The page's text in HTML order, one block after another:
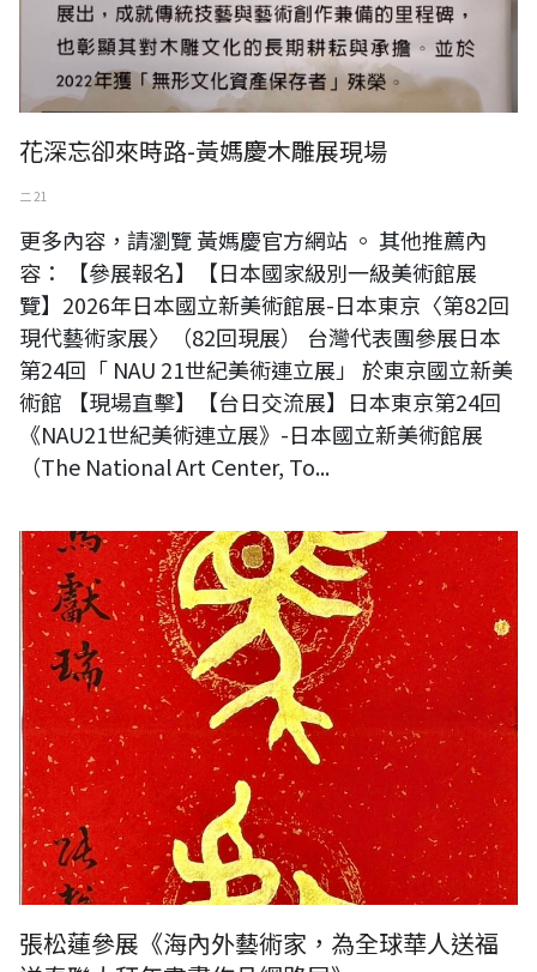
花深忘卻來時路-黃媽慶木雕展現場
二 21
更多內容，請瀏覽 黃媽慶官方網站 。 其他推薦內
容： 【參展報名】【日本國家級別一級美術館展
覽】2026年日本國立新美術館展-日本東京〈第82回
現代藝術家展〉（82回現展） 台灣代表團參展日本
第24回「 NAU 21世紀美術連立展」 於東京國立新美
術館 【現場直擊】【台日交流展】日本東京第24回
《NAU21世紀美術連立展》-日本國立新美術館展
（The National Art Center, To...
張松蓮作品
張松蓮參展《海內外藝術家，為全球華人送福